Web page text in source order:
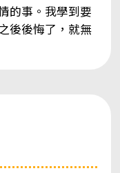
的事。我學到要
後後悔了，就無